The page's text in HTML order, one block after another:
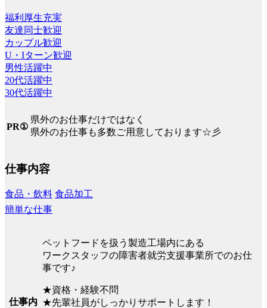
福利厚生充実
友達同士歓迎
カップル歓迎
U・Iターン歓迎
男性活躍中
20代活躍中
30代活躍中
PR①
県外のお仕事だけではなく
県外のお仕事も多数ご用意しております☆彡
仕事内容
食品・飲料 食品加工
簡単な仕事
仕事内
ペットフードを扱う製造工場内にある
ワークスタッフの障害者就労支援事業所でのお仕
事です♪
★資格・経験不問
★先輩社員がしっかりサポートします！